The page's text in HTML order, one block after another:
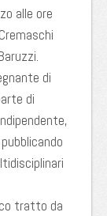
alle ore
di
di
tratto da